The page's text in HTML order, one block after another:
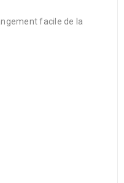
facile de la